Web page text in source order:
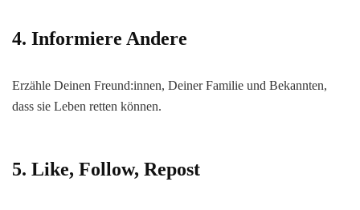
4. Informiere Andere
Erzähle Deinen Freund:innen, Deiner Familie und Bekannten,
dass sie Leben retten können.
5. Like, Follow, Repost